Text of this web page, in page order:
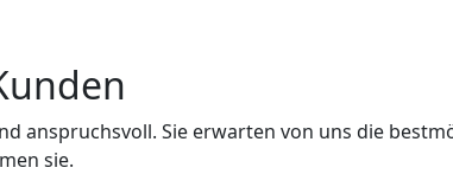
anspruchsvoll. Sie erwarten von uns die
sie.